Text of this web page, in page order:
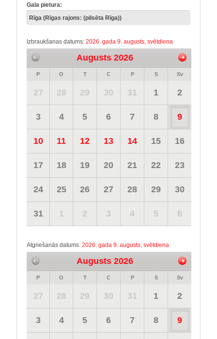
Gala pietura:
Izbraukšanas datums: 2026. gada 9. augusts, svētdiena
Augusts 2026
P O T C P S Sv
27 28 29 30 31 1 2
3 4 5 6 7 8 9
10 11 12 13 14 15 16
17 18 19 20 21 22 23
24 25 26 27 28 29 30
31 1 2 3 4 5 6
Atgriešanās datums: 2026. gada 9. augusts, svētdiena
Augusts 2026
P O T C P S Sv
27 28 29 30 31 1 2
3 4 5 6 7 8 9